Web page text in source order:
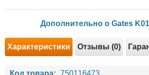
Дополнительно о Gates
Характеристики Отзывы (0)